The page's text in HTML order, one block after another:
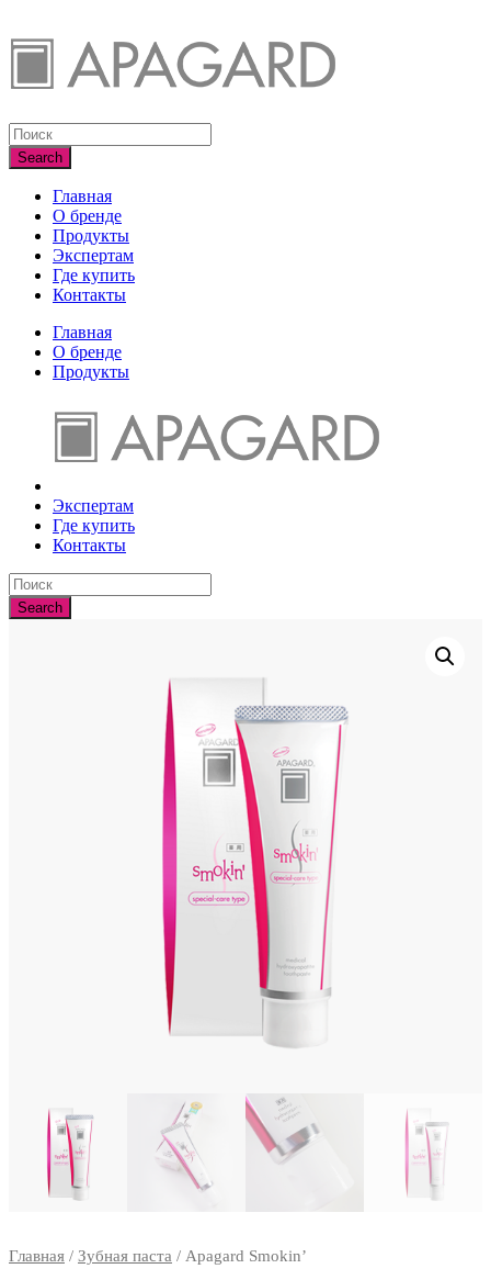
Главная
О бренде
Продукты
Экспертам
Где купить
Контакты
Главная
О бренде
Продукты
Экспертам
Где купить
Контакты
Главная / Зубная паста / Apagard Smokin’